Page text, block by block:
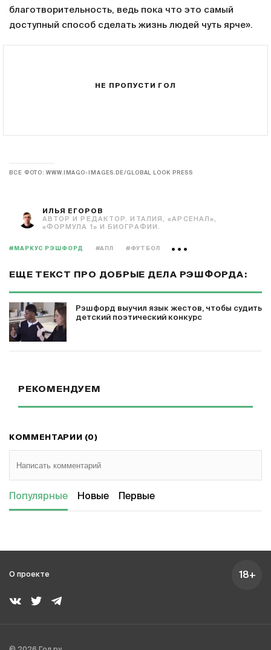
благотворительность, ведь пока что это самый
доступный способ сделать жизнь людей чуть ярче».
НЕ ПРОПУСТИ ГОЛ
ВСЕ ФОТО: WWW.IMAGO-IMAGES.DE/GLOBAL LOOK PRESS
ИЛЬЯ ЕГОРОВ
АВТОР И РЕДАКТОР. ИТАЛИЯ, «АРСЕНАЛ»,
«ФОРМУЛА 1» И БИОГРАФИИ.
#МАРКУС РЭШФОРД #АПЛ #ФУТБОЛ
ЕЩЕ ТЕКСТ ПРО ДОБРЫЕ ДЕЛА РЭШФОРДА:
Рэшфорд выучил язык жестов, чтобы судить
детский поэтический конкурс
РЕКОМЕНДУЕМ
КОММЕНТАРИИ (0)
Популярные Новые Первые
О проекте 18+